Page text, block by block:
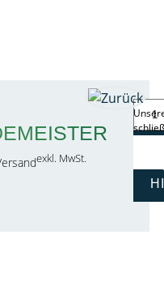
exkl. MwSt.